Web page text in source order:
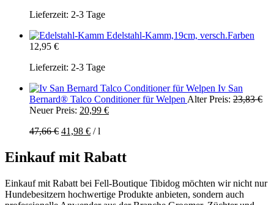
Lieferzeit: 2-3 Tage
Edelstahl-Kamm,19cm, versch.Farben
12,95 €
Lieferzeit: 2-3 Tage
Iv San
Bernard® Talco Conditioner für Welpen Alter Preis: 23,83€
Neuer Preis: 20,99 €Aktueller
47,66€ Ursprünglicher
war:
47,66 €
41,98 €Aktueller
ist:
41,98 €.
/l
Einkauf mit Rabatt
Einkauf mit Rabatt bei Fell-Boutique Tibidog möchten wir nicht nur
Hundebesitzern hochwertige Produkte anbieten, sondern auch